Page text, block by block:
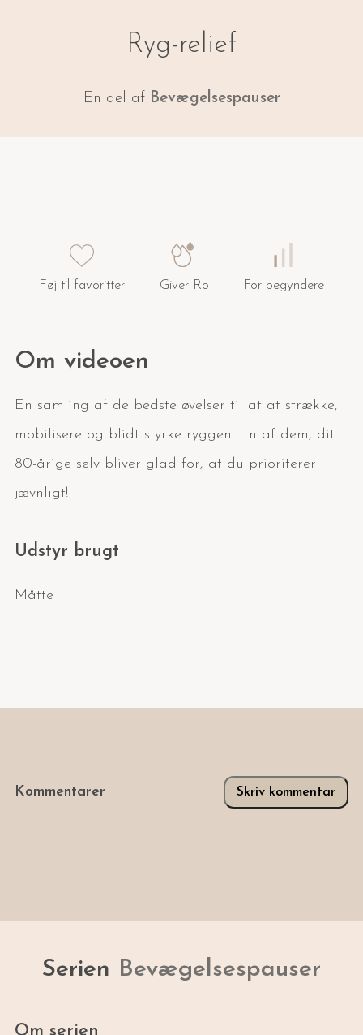
Ryg-relief
En del af Bevægelsespauser
Føj til favoritter Giver Ro For begyndere
Om videoen
En samling af de bedste øvelser til at at strække,
mobilisere og blidt styrke ryggen. En af dem, dit
80-årige selv bliver glad for, at du prioriterer
jævnligt!
Udstyr brugt
Måtte
Kommentarer Skriv kommentar
Serien Bevægelsespauser
Om serien